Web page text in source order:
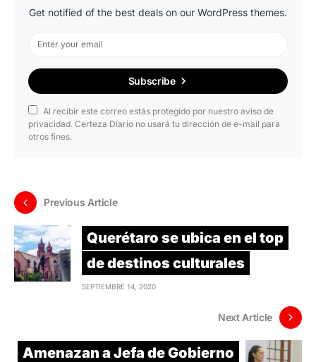
Get notified of the best deals on our WordPress themes.
Subscribe
Al recibir este correo estás protegido por nuestro aviso de
privacidad. Certeza Diario no usará tu dirección de e-mail para
otros fines.
Previous Article
Querétaro se ubica en el top
de destinos culturales
SEPTIEMBRE 14, 2020
Next Article
Amenazan a Jefa de Gobierno